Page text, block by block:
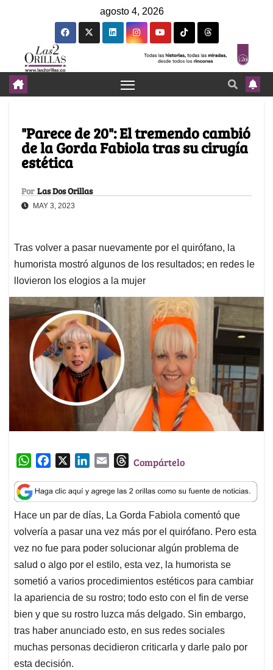
agosto 4, 2026
"Parece de 20": El tremendo cambió
de la Gorda Fabiola tras su cirugía
estética
Por Las Dos Orillas
MAY 3, 2023
Tras volver a pasar nuevamente por el quirófano, la
humorista mostró algunos de los resultados; en redes le
llovieron los elogios a la mujer
W
a
t
s
A
p
p
c
e
b
o
o
k
n
k
e
d
I
n
a
i
l
T
r
e
a
d
s
Compártelo
Hace un par de días, La Gorda Fabiola comentó que
volvería a pasar una vez más por el quirófano. Pero esta
vez no fue para poder solucionar algún problema de
salud o algo por el estilo, esta vez, la humorista se
sometió a varios procedimientos estéticos para cambiar
la apariencia de su rostro; todo esto con el fin de verse
bien y que su rostro luzca más delgado. Sin embargo,
tras haber anunciado esto, en sus redes sociales
muchas personas decidieron criticarla y darle palo por
esta decisión.